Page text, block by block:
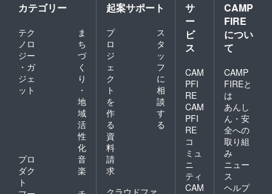
カテゴリー
テク
ノロ
ジー
・ガ
ジェ
ット
ま
ち
づ
く
り
・
地
域
活
性
化
プロ
ダク
ト
音
楽
起案サポート
プ
ロ
ジ
ェ
ク
ト
を
作
る
ス
タ
ッ
フ
に
相
談
す
る
資
料
請
求
サ
ー
ビ
ス
CAM
PFI
RE
CAM
PFI
RE
コ
ミュ
ニ
ティ
CAM
CAMP
FIRE
につい
て
CAMP
FIREと
は
あんし
ん・安
全への
取り組
み
ニュー
ス
ヘルプ